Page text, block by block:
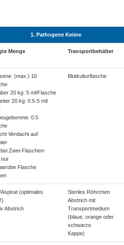
1. Pathogene Keime
Menge Transportbehälter
(max.) 10
20 kg: 5 ml/Flasche
20 kg: 0.5-5 ml/
0.5
Verdacht auf
Zwei-Flaschen-
nur
Flasche
Blutkulturflasche
(optimales
Abstrich
Steriles Röhrchen
Abstrich mit
Transportmedium
(blaue, orange oder
schwarze
Kappe)